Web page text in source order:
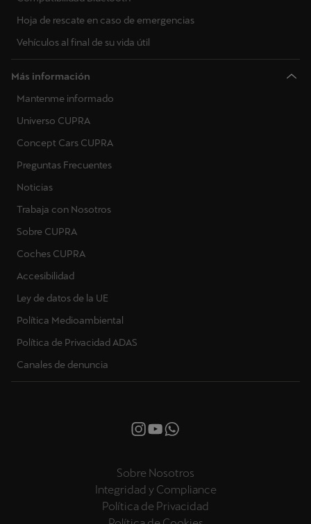
Hoja de rescate en caso de emergencias
Vehículos al final de su vida útil
Más información
Mantenme informado
Universo CUPRA
Concept Cars CUPRA
Preguntas Frecuentes
Noticias
Trabaja con Nosotros
Sobre CUPRA
Coches CUPRA
Accesibilidad
Ley de datos de la UE
Política Medioambiental
Política de Privacidad ADAS
Canales de denuncia
Sobre Nosotros
Integridad y Compliance
Política de Privacidad